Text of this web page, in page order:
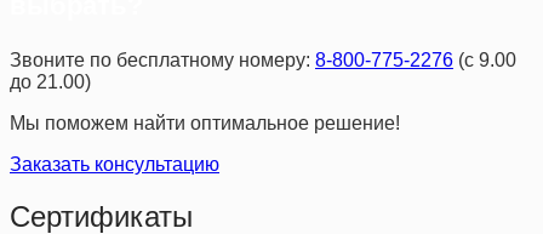
Звоните по бесплатному номеру: 8-800-775-2276 (с 9.00
до 21.00)
Мы поможем найти оптимальное решение!
Заказать консультацию
Сертификаты